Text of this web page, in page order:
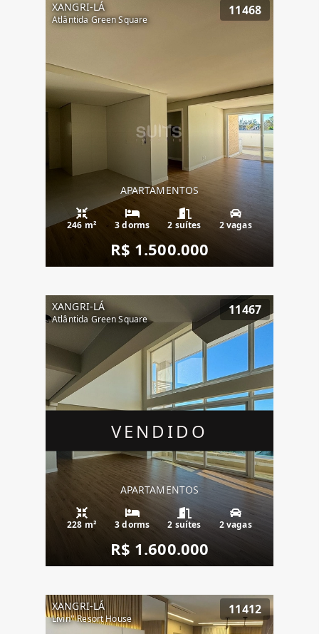
XANGRI-LÁ
Atlântida Green Square
11468
APARTAMENTOS
246 m² 3 dorms 2 suítes 2 vagas
R$ 1.500.000
VENDIDO
XANGRI-LÁ
Atlântida Green Square
11467
APARTAMENTOS
228 m² 3 dorms 2 suítes 2 vagas
R$ 1.600.000
XANGRI-LÁ
Livin'' Resort House
11412